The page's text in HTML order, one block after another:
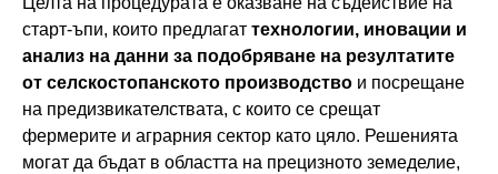
старт-ъпи, които предлагат технологии, иновации и
анализ на данни за подобряване на резултатите
от селскостопанското производство и посрещане
на предизвикателствата, с които се срещат
фермерите и аграрния сектор като цяло. Решенията
могат да бъдат в областта на прецизното земеделие,